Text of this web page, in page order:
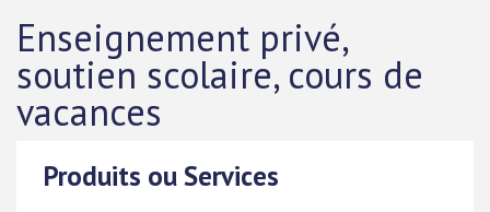
Enseignement privé,
soutien scolaire, cours de
vacances
Produits ou Services